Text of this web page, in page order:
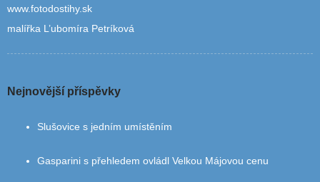
www.fotodostihy.sk
malířka L’ubomíra Petríková
Nejnovější příspěvky
Slušovice s jedním umístěním
Gasparini s přehledem ovládl Velkou Májovou cenu